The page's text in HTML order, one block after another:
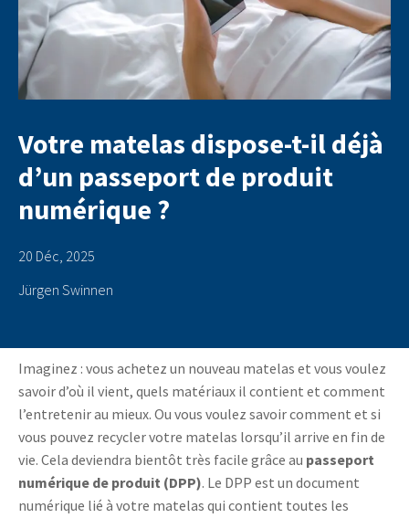
Votre matelas dispose-t-il déjà
d’un passeport de produit
numérique ?
20 Déc, 2025
Jürgen Swinnen
Imaginez : vous achetez un nouveau matelas et vous voulez
savoir d’où il vient, quels matériaux il contient et comment
l’entretenir au mieux. Ou vous voulez savoir comment et si
vous pouvez recycler votre matelas lorsqu’il arrive en fin de
vie. Cela deviendra bientôt très facile grâce au passeport
numérique de produit (DPP). Le DPP est un document
numérique lié à votre matelas qui contient toutes les